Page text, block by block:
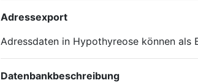
Adressexport
Adressdaten in Hypothyreose können
Datenbankbeschreibung